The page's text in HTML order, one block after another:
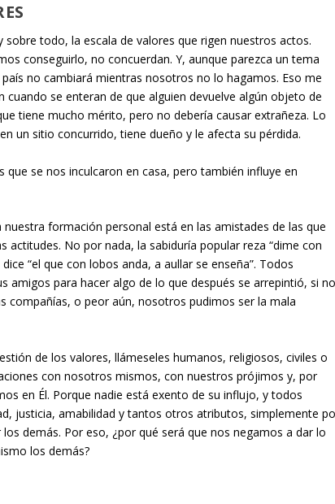
todo, la escala de valores que rigen nuestros actos.
conseguirlo, no concuerdan. Y, aunque parezca un tema
no cambiará mientras nosotros no lo hagamos. Eso me
se enteran de que alguien devuelve algún objeto de
tiene mucho mérito, pero no debería causar extrañeza. Lo
un sitio concurrido, tiene dueño y le afecta su pérdida.
se nos inculcaron en casa, pero también influye en
formación personal está en las amistades de las que
No por nada, la sabiduría popular reza “dime con
“el que con lobos anda, a aullar se enseña”. Todos
amigos para hacer algo de lo que después se arrepintió, si
compañías, o peor aún, nosotros pudimos ser la mala
de los valores, llámeseles humanos, religiosos, civiles o
con nosotros mismos, con nuestros prójimos y, por
en Él. Porque nadie está exento de su influjo, y todos
justicia, amabilidad y tantos otros atributos, simplemente
demás. Por eso, ¿por qué será que nos negamos a dar lo
los demás?